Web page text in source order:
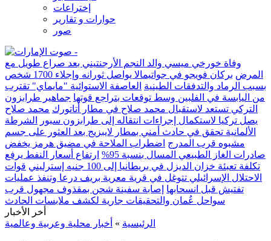
إختراعات
حوارات و تقارير
صور
وفاة خورخي ميسي والد النجم الأرجنتيني بعد صراع طويل مع
المرض
بركان فويجو في جواتيمالا يواصل ثورانه وإجلاء 1700 شخص
بسبب الرماد والتدفقات الطينية العاصفة الاستوائية "مايماي" تقترب
من اليابسة في الفلبين وسط توقعات بتراجع قوتها جماهير طرابزون
التركي تستعد لاستقبال محمد صلاح في مطار أتاتورك محمد صلاح
يصل تركيا لاستكمال إجراءات انتقاله إلى طرابزون سبور
الشرطة
الألمانية تحقق في حادث أمني بمطار لايبزيج بعد العثور على جسم
مشبوه قرب المدرج اضطراب الملاحة في مضيق هرمز يخفض
صادرات الغاز الطبيعي المسال بنسبة 95%
ارتفاع أسعار النفط يرفع
تكلفة تعبئة خزان الديزل في بريطانيا إلى 100 جنيه إسترليني
قوات
الاحتلال الإسرائيلي تتوغل في قرية معرية بريف درعا وتنفذ عمليات
تفتيش قبل انسحابها إصابة سفينة شحن بمقذوف مجهول قرب
سواحل عُمان والتحقيقات جارية لكشف ملابسات الحادث
أخر الأخبار
الرئيسية » أخبار محلية وعربية وعالمية